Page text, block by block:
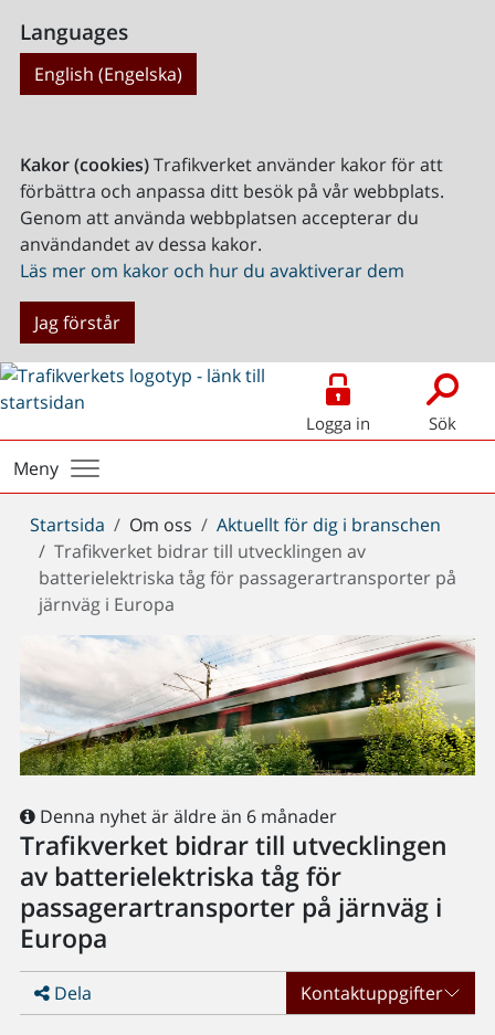
Languages
English (Engelska)
Kakor (cookies)Trafikverket använder kakor för att
förbättra och anpassa ditt besök på vår webbplats.
Genom att använda webbplatsen accepterar du
användandet av dessa kakor.
Läs mer om kakor och hur du avaktiverar dem
Jag förstår
Logga in Sök
Meny
Du
är
här:
Startsida Om oss
Aktuellt för dig i branschen
Trafikverket bidrar till utvecklingen av
batterielektriska tåg för passagerartransporter på
järnväg i Europa
Denna nyhet är äldre än 6 månader
Trafikverket bidrar till utvecklingen
av batterielektriska tåg för
passagerartransporter på järnväg i
Europa
Dela Kontaktuppgifter